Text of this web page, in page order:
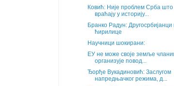
Ковић: Није проблем Срба што
враћају у историју...
Бранко Радун: Другосрбијанци
ћирилице
Научници шокирани:
ЕУ не може своје земље
организује повод...
Ђорђе Вукадиновић: Заслугом
напредњачког режима, д...